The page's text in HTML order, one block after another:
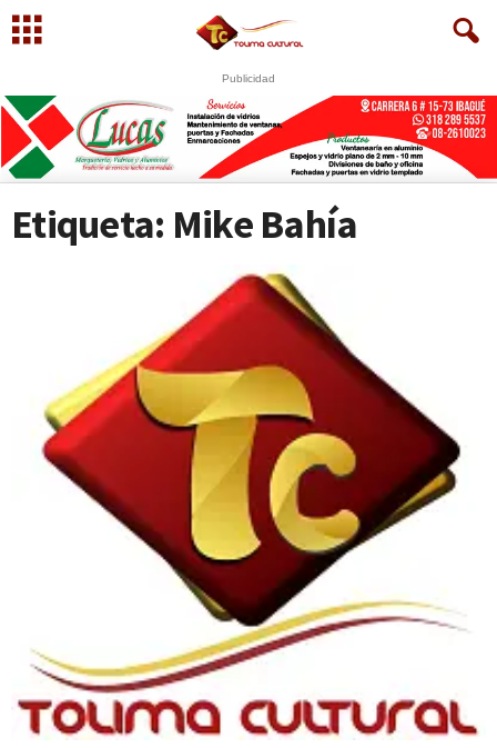
Publicidad
S U
WhatsApp +573249605958
Etiqueta: Mike Bahía